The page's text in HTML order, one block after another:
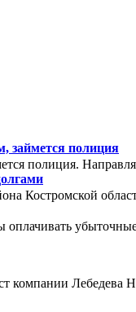
займется полиция
полиция.
Костромской
оплачивать
компании Лебедева